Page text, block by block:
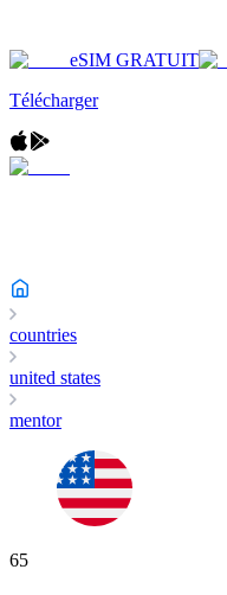
eSIM GRATUIT
Télécharger
countries
united states
mentor
65